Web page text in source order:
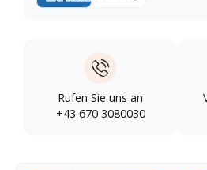
Rufen Sie uns an
+43 670 3080030